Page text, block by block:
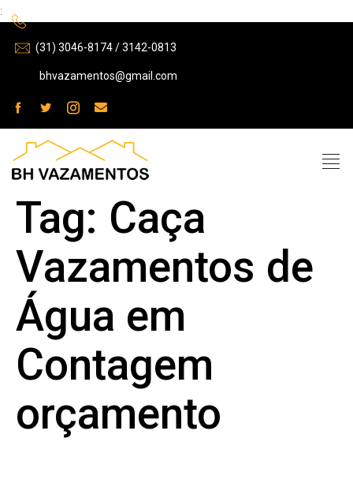
:
(31) 3046-8174 / 3142-0813
bhvazamentos@gmail.com
Tag: Caça
Vazamentos de
Água em
Contagem
orçamento